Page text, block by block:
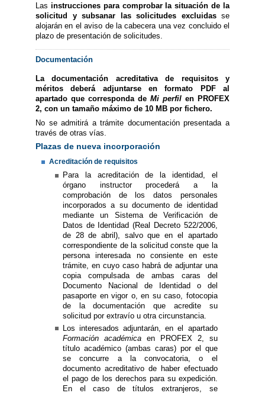
Las instrucciones para comprobar la situación de la
solicitud y subsanar las solicitudes excluidasse
alojarán en el aviso de la cabecera una vez concluido el
plazo de presentación de solicitudes.
Documentación
La documentación acreditativa de requisitos y
méritos deberá adjuntarse en formato PDF al
apartado que corresponda de Mi perfil en PROFEX
2, con un tamaño máximo de 10 MB por fichero.
No se admitirá a trámite documentación presentada a
través de otras vías.
Plazas de nueva incorporación
Acreditación de requisitos
Para la acreditación de la identidad, el
órgano instructor procederá a la
comprobación de los datos personales
incorporados a su documento de identidad
mediante un Sistema de Verificación de
Datos de Identidad (Real Decreto 522/2006,
de 28 de abril), salvo que en el apartado
correspondiente de la solicitud conste que la
persona interesada no consiente en este
trámite, en cuyo caso habrá de adjuntar una
copia compulsada de ambas caras del
Documento Nacional de Identidad o del
pasaporte en vigor o, en su caso, fotocopia
de la documentación que acredite su
solicitud por extravío u otra circunstancia.
Los interesados adjuntarán, en el apartado
Formación académicaen PROFEX 2, su
título académico (ambas caras) por el que
se concurre a la convocatoria, o el
documento acreditativo de haber efectuado
el pago de los derechos para su expedición.
En el caso de títulos extranjeros, se